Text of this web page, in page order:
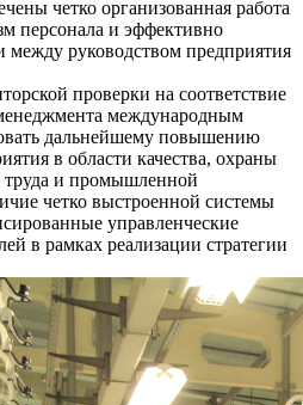
четко организованная работа
персонала и эффективно
руководством предприятия
проверки на соответствие
международным
дальнейшему повышению
в области качества, охраны
и промышленной
четко выстроенной системы
управленческие
в рамках реализации стратегии